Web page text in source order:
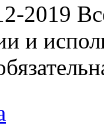
2019
и